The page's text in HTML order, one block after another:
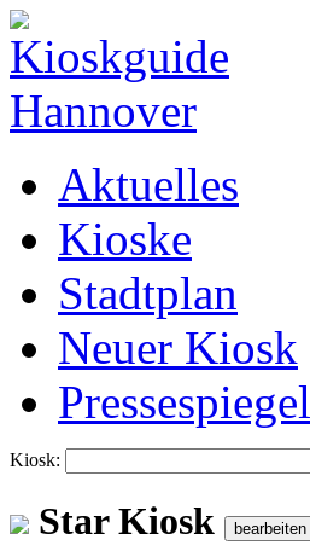
Aktuelles
Kioske
Stadtplan
Neuer Kiosk
Pressespiegel
Kiosk:
Star Kiosk